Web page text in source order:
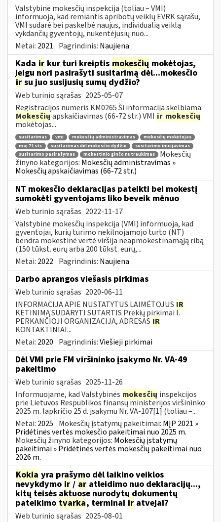
Valstybinė mokesčių inspekcija (toliau – VMI)
informuoja, kad remiantis apribotų veiklų EVRK sąrašu,
VMI sudarė bei paskelbė naujus, individualią veiklą
vykdančių gyventojų, nukentėjusių nuo...
Metai: 2021 Pagrindinis: Naujiena
Kada ir kur turi kreiptis mokesčių mokėtojas,
jeigu nori pasirašyti susitarimą dėl...mokesčio
ir su juo susijusių sumų dydžio?
Web turinio sąrašas 2025-05-07
Registracijos numeris KM0265 Ši informacija skelbiama:
Mokesčių apskaičiavimas (66-72 str.) VMI ir mokesčių
mokėtojas...
susitarimas vmi mokesčių administravimas
mokesčių mokėtojas
maį 71 str.
susitarimas dėl mokesčio dydžio
susitarimo inicijavimas
susitarimo pasirašymas
mokestinio ginčo nutraukimas
Mokesčių
žinyno kategorijos: Mokesčių administravimas »
Mokesčių apskaičiavimas (66-72 str.)
NT mokesčio deklaracijas pateikti bei mokestį
sumokėti gyventojams liko beveik mėnuo
Web turinio sąrašas 2022-11-17
Valstybinė mokesčių inspekcija (VMI) informuoja, kad
gyventojai, kurių turimo nekilnojamojo turto (NT)
bendra mokestinė vertė viršija neapmokestinamąją ribą
(150 tūkst. eurų arba 200 tūkst. eurų,...
Metai: 2022 Pagrindinis: Naujiena
Darbo aprangos viešasis pirkimas
Web turinio sąrašas 2020-06-11
INFORMACIJA APIE NUSTATYTUS LAIMĖTOJUS IR
KETINIMĄ SUDARYTI SUTARTIS Prekių pirkimai I.
PERKANČIOJI ORGANIZACIJA, ADRESAS IR
KONTAKTINIAI...
Metai: 2020 Pagrindinis:Viešieji pirkimai
Dėl VMI prie FM viršininko įsakymo Nr. VA-49
pakeitimo
Web turinio sąrašas 2025-11-26
Informuojame, kad Valstybinės mokesčių inspekcijos
prie Lietuvos Respublikos finansų ministerijos viršininko
2025 m. lapkričio 25 d. įsakymu Nr. VA-107[1] (toliau –...
Metai: 2025 Mokesčių įstatymų pakeitimai: MĮP 2021 »
Pridėtinės vertės mokesčio pakeitimai nuo 2025 m.
Mokesčių žinyno kategorijos: Mokesčių įstatymų
pakeitimai » Pridėtinės vertės mokesčių pakeitimai nuo
2026 m.
Kokia yra prašymo dėl laikino veiklos
nevykdymo ir / ar atleidimo nuo deklaracijų...,
kitų teisės aktuose nurodytų dokumentų
pateikimo tvarka, terminai ir atvejai?
Web turinio sąrašas 2025-08-01